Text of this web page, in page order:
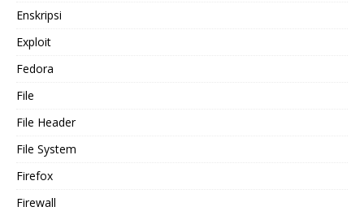
Enskripsi
Exploit
Fedora
File
File Header
File System
Firefox
Firewall